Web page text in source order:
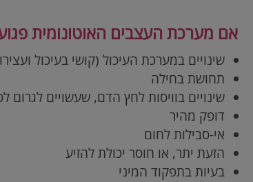
אם מערכת העצבים האוטונומית
שינויים במערכת העיכול (קושי בעיכול
תחושת בחילה
שינויים בוויסות לחץ הדם, שעשויים לגרום
דופק מהיר
אי-סבילות לחום
הזעת יתר, או חוסר יכולת להזיע
בעיות בתפקוד המיני